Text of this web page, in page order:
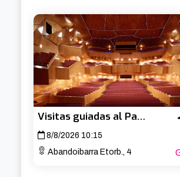
🎟 Un musical donde cada piedra
historia de lucha ⚒️
Visitas guiadas al Palacio Euskalduna
8/8/2026 10:15
Abandoibarra Etorb., 4